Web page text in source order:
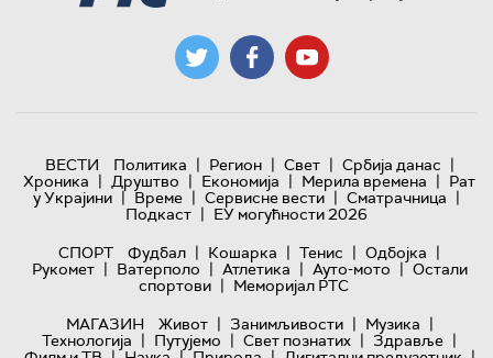
ВЕСТИ Политика | Регион | Свет | Србија данас |
Хроника | Друштво | Економија | Мерила времена | Рат
у Украјини | Време | Сервисне вести | Сматрачница |
Подкаст | ЕУ могућности 2026
СПОРТ
Фудбал | Кошарка | Тенис | Одбојка |
Рукомет | Ватерполо | Атлетика | Ауто-мото | Остали
спортови | Меморијал РТС
МАГАЗИН
Живот | Занимљивости | Музика |
Технологијa | Путујемо | Свет познатих | Здравље |